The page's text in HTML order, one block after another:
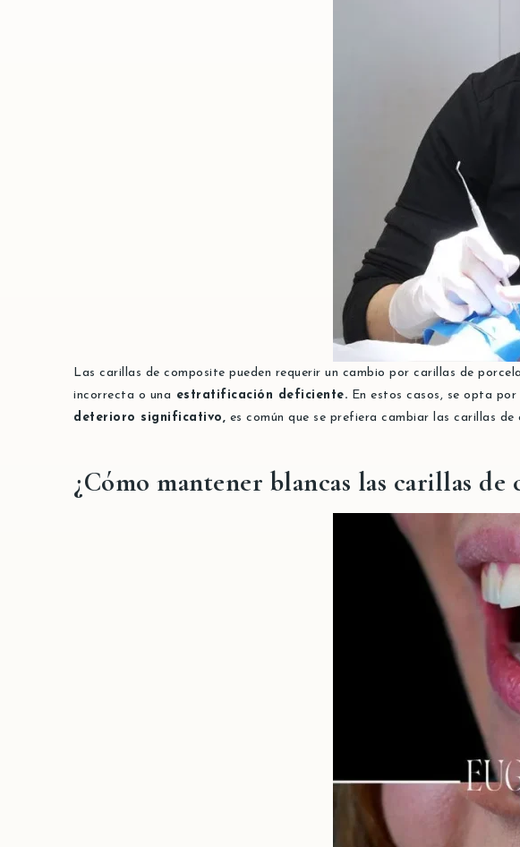
Las carillas de composite pueden requerir un cambio por carillas de
incorrecta o una estratificación deficiente. En estos casos, se opta
deterioro significativo, es común que se prefiera cambiar las carillas
¿Cómo mantener blancas las carillas de